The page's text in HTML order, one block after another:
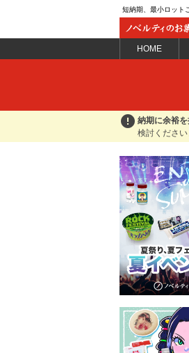
短納期、最小ロット
HOME
error 納期に余裕を
検討ください